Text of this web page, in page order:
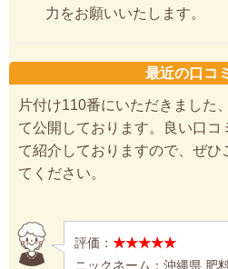
力をお願いいたします。
最近の口コ
片付け110番にいただきました
て公開しております。良い口
て紹介しておりますので、ぜひ
てください。
評価： ★★★★★
ニックネーム：沖縄県 肥